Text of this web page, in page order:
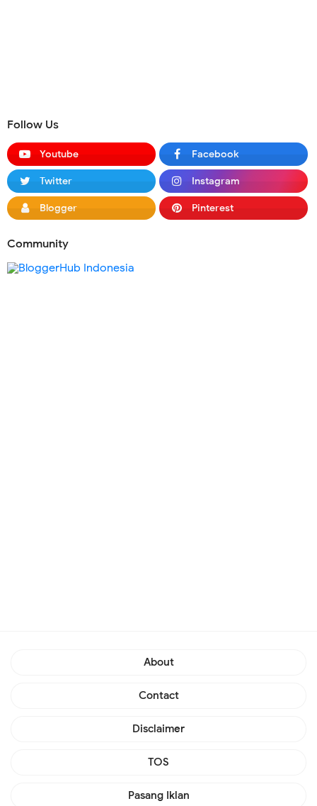
Follow Us
Youtube Facebook
Twitter Instagram
Blogger Pinterest
Community
About
Contact
Disclaimer
TOS
Pasang Iklan